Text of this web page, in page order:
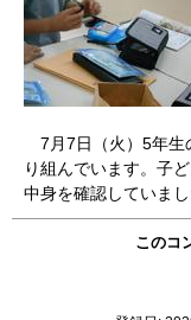
7月7日（火）5年生
り組んでいます。子
中身を確認していまし
このコ